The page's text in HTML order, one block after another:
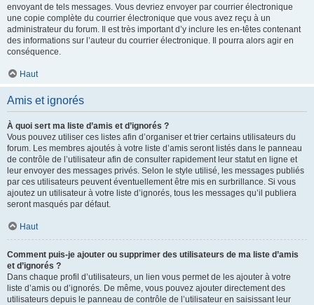
envoyant de tels messages. Vous devriez envoyer par courrier électronique
une copie complète du courrier électronique que vous avez reçu à un
administrateur du forum. Il est très important d’y inclure les en-têtes contenant
des informations sur l’auteur du courrier électronique. Il pourra alors agir en
conséquence.
Haut
Amis et ignorés
À quoi sert ma liste d’amis et d’ignorés ?
Vous pouvez utiliser ces listes afin d’organiser et trier certains utilisateurs du
forum. Les membres ajoutés à votre liste d’amis seront listés dans le panneau
de contrôle de l’utilisateur afin de consulter rapidement leur statut en ligne et
leur envoyer des messages privés. Selon le style utilisé, les messages publiés
par ces utilisateurs peuvent éventuellement être mis en surbrillance. Si vous
ajoutez un utilisateur à votre liste d’ignorés, tous les messages qu’il publiera
seront masqués par défaut.
Haut
Comment puis-je ajouter ou supprimer des utilisateurs de ma liste d’amis
et d’ignorés ?
Dans chaque profil d’utilisateurs, un lien vous permet de les ajouter à votre
liste d’amis ou d’ignorés. De même, vous pouvez ajouter directement des
utilisateurs depuis le panneau de contrôle de l’utilisateur en saisissant leur